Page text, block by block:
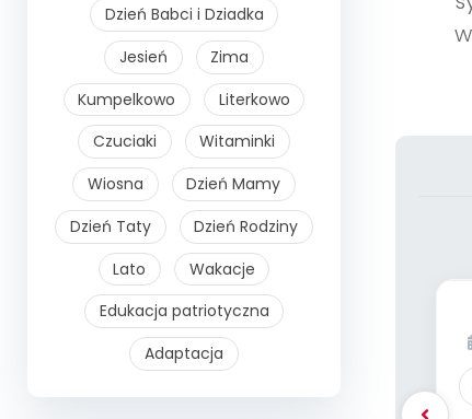
Dzień Babci i Dziadka
Jesień
Zima
Kumpelkowo
Literkowo
Czuciaki
Witaminki
Wiosna
Dzień Mamy
Dzień Taty
Dzień Rodziny
Lato
Wakacje
Edukacja patriotyczna
Adaptacja